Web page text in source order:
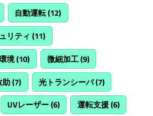
自動運転(12)
リティ (11)
境(10) 微細加工(9)
助(7) 光トランシーバ(7)
UVレーザー(6) 運転支援(6)